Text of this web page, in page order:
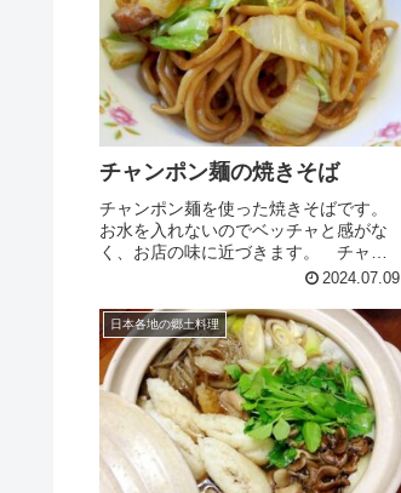
チャンポン麺の焼きそば
チャンポン麺を使った焼きそばです。
お水を入れないのでベッチャと感がな
く、お店の味に近づきます。 チャン
ポン麺が手に入ったら是非作ってみ
約15分 100円以下 材料チャンポン麺
（ゆで麺）玉ねぎ白菜キャベ...
2024.07.09
日本各地の郷土料理